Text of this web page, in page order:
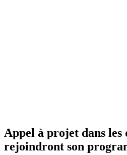
Appel à projet dans les
rejoindront son